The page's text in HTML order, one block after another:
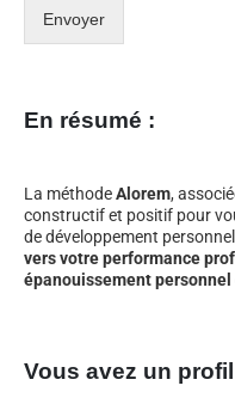
Envoyer
En résumé :
La méthodeAlorem,
constructif et positif pour
de développement
vers votre performance
épanouissement
Vous avez un